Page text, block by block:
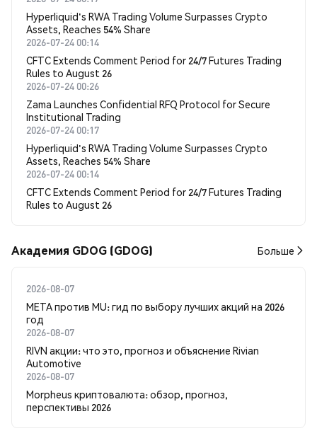
Hyperliquid's RWA Trading Volume Surpasses Crypto
Assets, Reaches 54% Share
2026-07-24 00:14
CFTC Extends Comment Period for 24/7 Futures Trading
Rules to August 26
2026-07-24 00:26
Zama Launches Confidential RFQ Protocol for Secure
Institutional Trading
2026-07-24 00:17
Hyperliquid's RWA Trading Volume Surpasses Crypto
Assets, Reaches 54% Share
2026-07-24 00:14
CFTC Extends Comment Period for 24/7 Futures Trading
Rules to August 26
Академия GDOG (GDOG) Больше
2026-08-07
META против MU: гид по выбору лучших акций на 2026
год
2026-08-07
RIVN акции: что это, прогноз и объяснение Rivian
Automotive
2026-08-07
Morpheus криптовалюта: обзор, прогноз,
перспективы 2026